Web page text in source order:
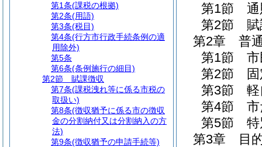
第1節
第2節
第2章
普
第1節
第2節
第3節
第4節
第5節
第3章
目
第1条(課税の根拠)
第2条(用語)
第3条(税目)
第4条(行方市行政手続条例の適
用除外)
第5条
第6条(条例施行の細目)
第2節
賦課徴収
第7条(課税洩れ等に係る市税の
取扱い)
第8条(徴収猶予に係る市の徴収
金の分割納付又は分割納入の方
法)
第9条(徴収猶予の申請手続等)